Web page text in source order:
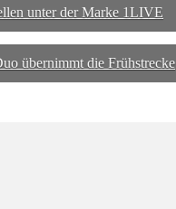
unter der Marke 1LIVE
übernimmt die Frühstrecke